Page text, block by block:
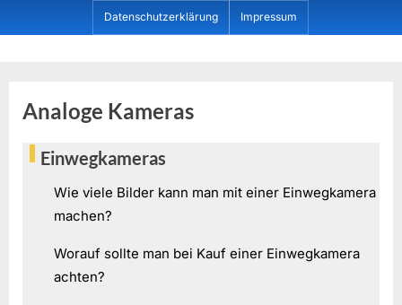
to
Datenschutzerklärung Impressum
Analoge Kameras
Einwegkameras
Wie viele Bilder kann man mit einer Einwegkamera
machen?
Worauf sollte man bei Kauf einer Einwegkamera
achten?